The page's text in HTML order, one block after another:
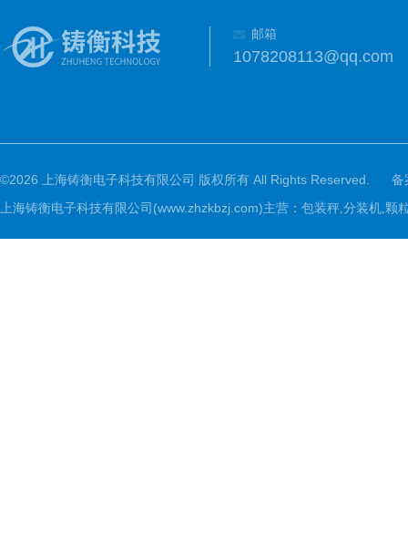
邮箱
1078208113@qq.com
©2026 上海铸衡电子科技有限公司 版权所有 All Rights Reserved.
备
上海铸衡电子科技有限公司(www.zhzkbzj.com)主营： 包装秤,分装机,颗